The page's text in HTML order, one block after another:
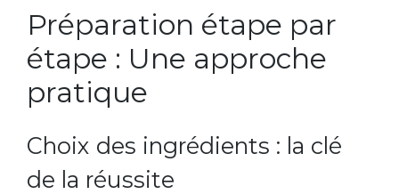
Préparation étape par
étape : Une approche
pratique
Choix des ingrédients : la clé
de la réussite